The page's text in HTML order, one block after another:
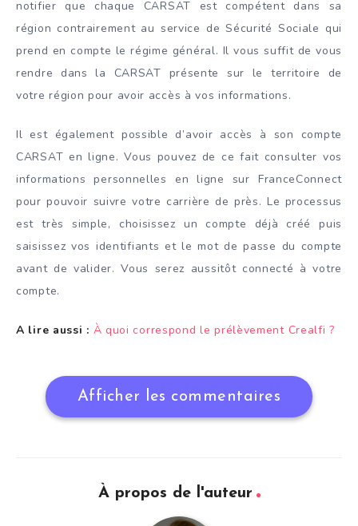
notifier que chaque CARSAT est compétent dans sa
région contrairement au service de Sécurité Sociale qui
prend en compte le régime général. Il vous suffit de vous
rendre dans la CARSAT présente sur le territoire de
votre région pour avoir accès à vos informations.
Il est également possible d’avoir accès à son compte
CARSAT en ligne. Vous pouvez de ce fait consulter vos
informations personnelles en ligne sur FranceConnect
pour pouvoir suivre votre carrière de près. Le processus
est très simple, choisissez un compte déjà créé puis
saisissez vos identifiants et le mot de passe du compte
avant de valider. Vous serez aussitôt connecté à votre
compte.
A lire aussi : À quoi correspond le prélèvement Crealfi ?
Afficher les commentaires
À propos de l'auteur